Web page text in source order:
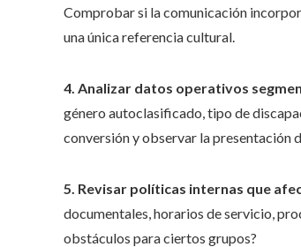
Comprobar si la comunicación
una única referencia cultural.
4. Analizar datos operativos
género autoclasificado, tipo de
conversión y observar la presentación
5. Revisar políticas internas que
documentales, horarios de servicio,
obstáculos para ciertos grupos?